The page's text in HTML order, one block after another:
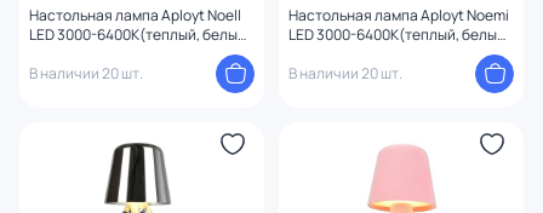
Настольная лампа Aployt Noell
LED 3000-6400К(теплый, белый,
В наличии 20 шт.
Настольная лампа Aployt Noemi
LED 3000-6400К(теплый, белый,
В наличии 20 шт.